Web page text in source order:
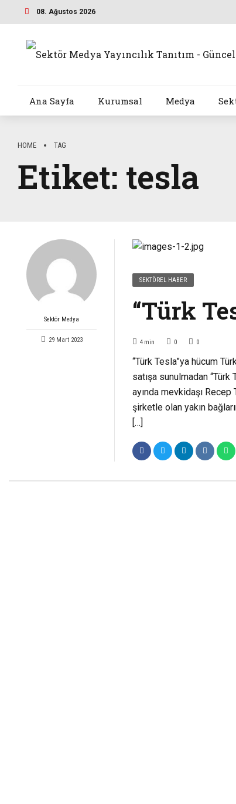
08. Ağustos 2026
Ana Sayfa Kurumsal Medya
HOME TAG
Etiket: tesla
Sektör Medya
29 Mart 2023
SEKTÖREL HABER
“Türk
4 min 0 0
“Türk Tesla”ya hücum
satışa sunulmadan
ayında mevkidaşı
şirketle olan yakın
[…]